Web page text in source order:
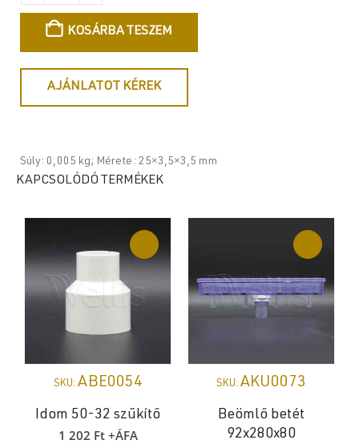
KOSÁRBA TESZEM
AJÁNLATOT KÉREK
Súly: 0,005 kg; Mérete: 25×3,5×3,5 mm
KAPCSOLÓDÓ TERMÉKEK
SKU: ABE0054
Idom 50-32 szűkítő
1 202 Ft+ÁFA
SKU: AKU0073
Beömlő betét
92x280x80